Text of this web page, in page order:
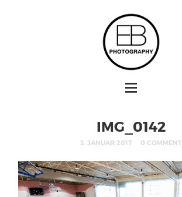
IMG_0142
3. JANUAR 2017 0 COMMENT